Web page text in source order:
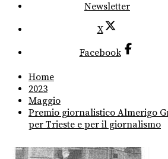
Newsletter
X
Facebook
Home
2023
Maggio
Premio giornalistico Almerigo
per Trieste e per il giornalismo